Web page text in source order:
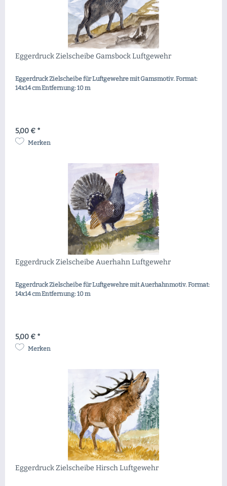
Eggerdruck Zielscheibe Gamsbock Luftgewehr
Eggerdruck Zielscheibe für Luftgewehre mit Gamsmotiv. Format:
14x14 cm Entfernung: 10 m
5,00 € *
Merken
Eggerdruck Zielscheibe Auerhahn Luftgewehr
Eggerdruck Zielscheibe für Luftgewehre mit Auerhahnmotiv. Format:
14x14 cm Entfernung: 10 m
5,00 € *
Merken
Eggerdruck Zielscheibe Hirsch Luftgewehr